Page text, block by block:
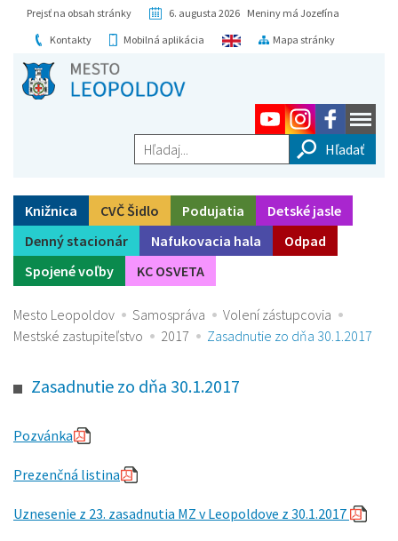
Prejsť na obsah stránky
6. augusta 2026 Meniny má Jozefína
Kontakty
Mobilná aplikácia Mapa stránky
Hľadaj...
Knižnica CVČ Šidlo Podujatia
Detské jasle
Denný stacionár
Nafukovacia hala
Odpad
Spojené voľby
KC OSVETA
Mesto Leopoldov Samospráva
Volení zástupcovia
Mestské zastupiteľstvo
2017 Zasadnutie zo dňa 30.1.2017
Zasadnutie zo dňa 30.1.2017
Pozvánka
Prezenčná listina
Uznesenie z 23. zasadnutia MZ v Leopoldove z 30.1.2017